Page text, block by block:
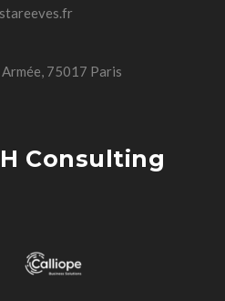
75017 Paris
Consulting